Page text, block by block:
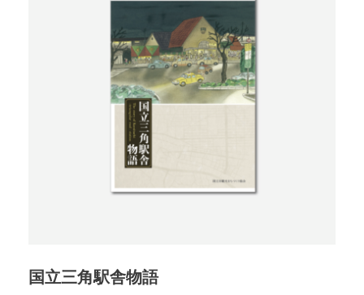
国立三角駅舎物語